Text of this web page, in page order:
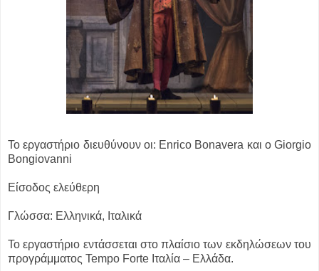
Το εργαστήριο διευθύνουν οι: Enrico Bonavera και ο Giorgio
Bongiovanni
Είσοδος ελεύθερη
Γλώσσα: Ελληνικά, Ιταλικά
Το εργαστήριο εντάσσεται στο πλαίσιο των εκδηλώσεων του
προγράμματος Tempo Forte Ιταλία – Ελλάδα.